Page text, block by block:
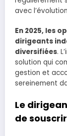
avec
En 2025, les
dirigeants
diversifiées.
solution qui
gestion et
sereinement
Le
de